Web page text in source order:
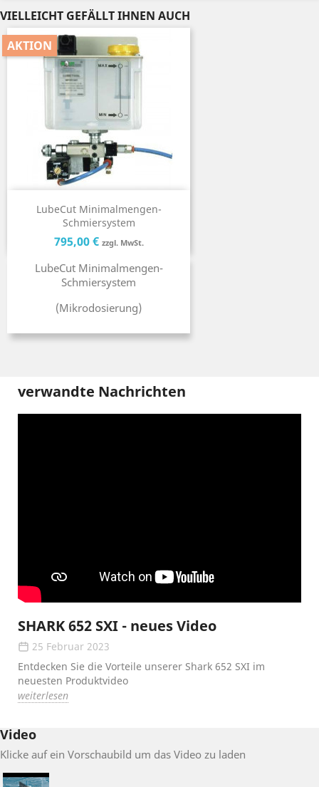
VIELLEICHT GEFÄLLT IHNEN AUCH
LubeCut Minimalmengen-
Schmiersystem
AKTION
Preis
795,00 € zzgl. MwSt.Preis
LubeCut Minimalmengen-
Schmiersystem
(Mikrodosierung)
verwandte Nachrichten
SHARK 652 SXI - neues Video
25 Februar 2023
Entdecken Sie die Vorteile unserer Shark 652 SXI im
neuesten Produktvideo
weiterlesen
Video
Klicke auf ein Vorschaubild um das Video zu laden